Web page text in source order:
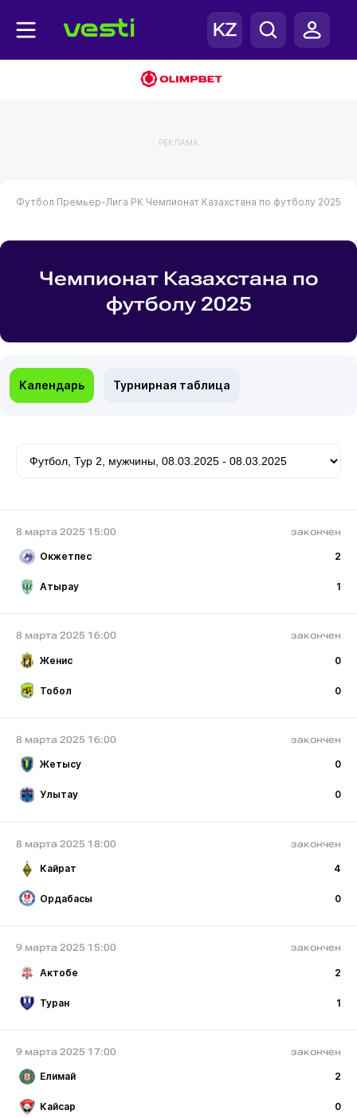
РЕКЛАМА
Футбол Премьер-Лига РК Чемпионат Казахстана по футболу 2025
Чемпионат Казахстана по
футболу 2025
Календарь Турнирная таблица
8 марта 2025 15:00 закончен
Окжетпес 2
Атырау 1
8 марта 2025 16:00 закончен
Женис 0
Тобол 0
8 марта 2025 16:00 закончен
Жетысу 0
Улытау 0
8 марта 2025 18:00 закончен
Кайрат 4
Ордабасы 0
9 марта 2025 15:00 закончен
Актобе 2
Туран 1
9 марта 2025 17:00 закончен
Елимай 2
Кайсар 0